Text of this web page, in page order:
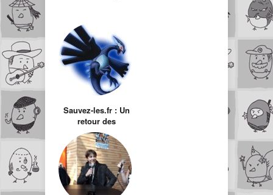
Sauvez-les.fr : Un
retour des
pokemons par le
marketing viral ?